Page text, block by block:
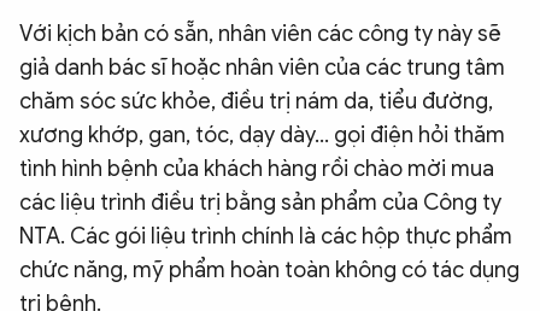
Với kịch bản có sẵn, nhân viên các công ty này sẽ
giả danh bác sĩ hoặc nhân viên của các trung tâm
chăm sóc sức khỏe, điều trị nám da, tiểu đường,
xương khớp, gan, tóc, dạy dày... gọi điện hỏi thăm
tình hình bệnh của khách hàng rồi chào mời mua
các liệu trình điều trị bằng sản phẩm của Công ty
NTA. Các gói liệu trình chính là các hộp thực phẩm
chức năng, mỹ phẩm hoàn toàn không có tác dụng
trị bệnh.